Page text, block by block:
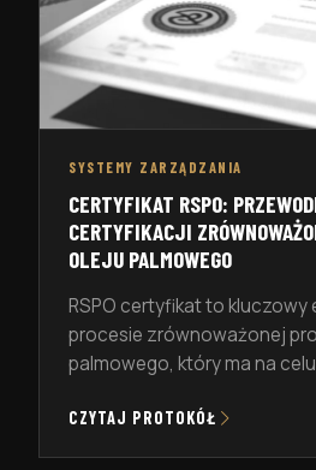
SYSTEMY ZARZĄDZANIA
CERTYFIKAT RSPO:
CERTYFIKACJI
OLEJU PALMOWEGO
RSPO certyfikat to kluczowy
procesie zrównoważonej
palmowego, który ma na
gospodarki. W tym artykule
CZYTAJ PROTOKÓŁ